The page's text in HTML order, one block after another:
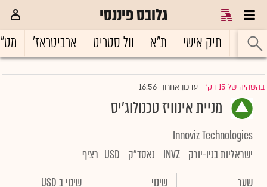
גלובס פיננסי
ראשי תיק אישי ת"א וול סטריט ארביטראז'
בהשהיה של 15 דק' |עדכון אחרון 16:56
מניית אינוויז טכנולוג'יס
Innoviz Technologies
ישראליות בניו-יורק INVZ נאסד"ק USD רציף
שער
שינוי שינוי ב USD